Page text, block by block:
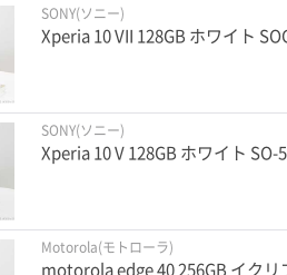
SONY(ソニー)
Xperia 10 VII 128GB ホワイト
SONY(ソニー)
Xperia 10 V 128GB ホワイト
Motorola(モトローラ)
motorola edge 40 256GB イクリ